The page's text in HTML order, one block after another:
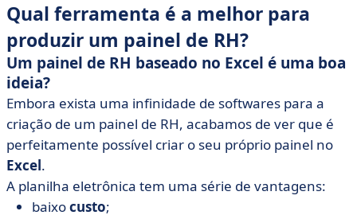
Qual ferramenta é a melhor para
produzir um painel de RH?
Um painel de RH baseado no Excel é uma boa
ideia?
Embora exista uma infinidade de softwares para a
criação de um painel de RH, acabamos de ver que é
perfeitamente possível criar o seu próprio painel no
Excel.
A planilha eletrônica tem uma série de vantagens:
baixocusto;